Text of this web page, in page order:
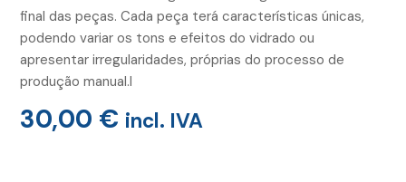
final das peças. Cada peça terá características únicas,
podendo variar os tons e efeitos do vidrado ou
apresentar irregularidades, próprias do processo de
produção manual.l
30,00 € incl. IVA